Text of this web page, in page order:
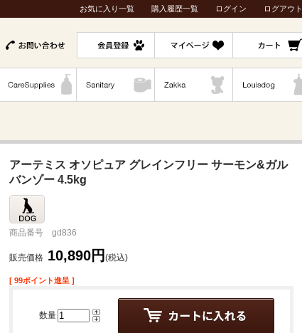
ログアウト
ログイン
購入履歴一覧
お気に入り一覧
アーテミス オソピュア グレインフリー サーモン&ガル
バンゾー 4.5kg
商品番号 gd836
販売価格 10,890円 (税込)
[ 99ポイント進呈 ]
数量